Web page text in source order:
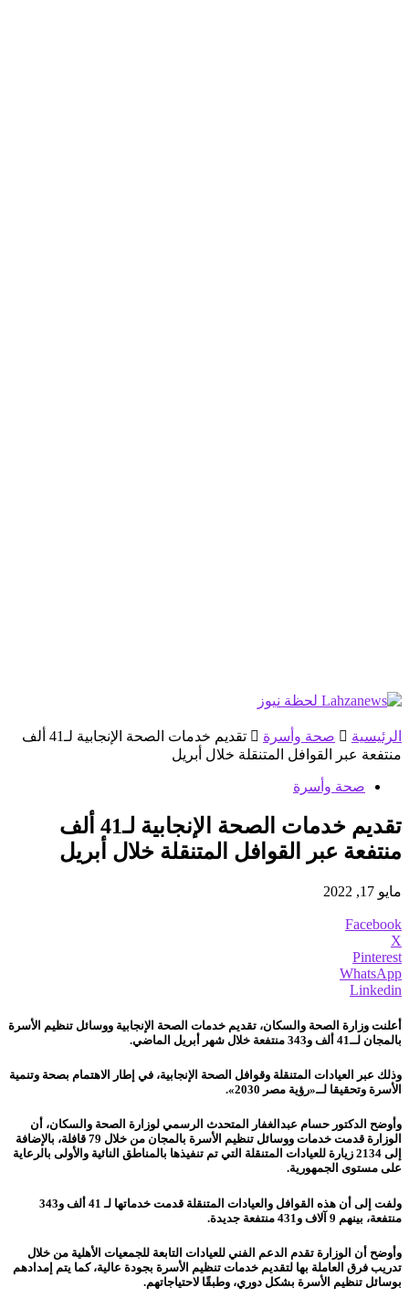
الرئيسية صحة وأسرة
تقديم خدمات الصحة الإنجابية لـ41 ألف
منتفعة عبر القوافل المتنقلة خلال أبريل
صحة وأسرة
تقديم خدمات الصحة الإنجابية لـ41 ألف
منتفعة عبر القوافل المتنقلة خلال أبريل
مايو 17, 2022
Facebook
X
Pinterest
WhatsApp
Linkedin
أعلنت وزارة الصحة والسكان، تقديم خدمات الصحة الإنجابية ووسائل تنظيم الأسرة
بالمجان لــ41 ألف و343 منتفعة خلال شهر أبريل الماضي.
وذلك عبر العيادات المتنقلة وقوافل الصحة الإنجابية، في إطار الاهتمام بصحة وتنمية
الأسرة وتحقيقا لــ«رؤية مصر 2030».
وأوضح الدكتور حسام عبدالغفار المتحدث الرسمي لوزارة الصحة والسكان، أن
الوزارة قدمت خدمات ووسائل تنظيم الأسرة بالمجان من خلال 79 قافلة، بالإضافة
إلى 2134 زيارة للعيادات المتنقلة التي تم تنفيذها بالمناطق النائية والأولى بالرعاية
على مستوى الجمهورية.
ولفت إلى أن هذه القوافل والعيادات المتنقلة قدمت خدماتها لـ 41 ألف و343
منتفعة، بينهم 9 آلاف و431 منتفعة جديدة.
وأوضح أن الوزارة تقدم الدعم الفني للعيادات التابعة للجمعيات الأهلية من خلال
تدريب فرق العاملة بها لتقديم خدمات تنظيم الأسرة بجودة عالية، كما يتم إمدادهم
بوسائل تنظيم الأسرة بشكل دوري، وطبقًا لاحتياجاتهم.